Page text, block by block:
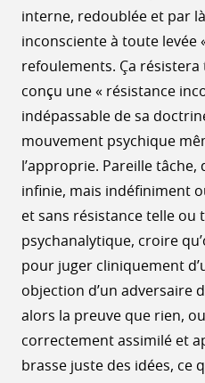
interne, redoublée et par
inconsciente à toute levée
refoulements. Ça
conçu une « résistance
indépassable de sa
mouvement psychique
l’approprie. Pareille
infinie, mais indéfiniment
et sans résistance telle ou
psychanalytique, croire
pour juger cliniquement
objection d’un adversaire
alors la preuve que rien, ou
correctement assimilé et
brasse juste des idées, ce